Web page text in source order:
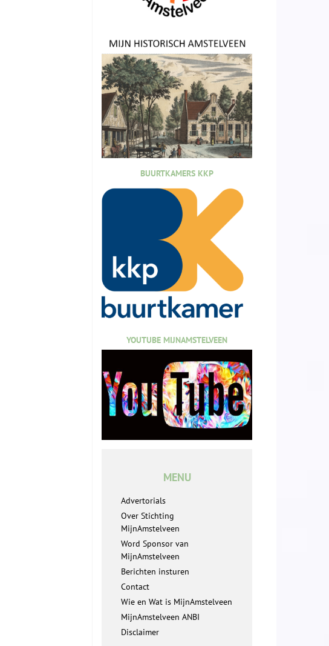
BUURTKAMERS KKP
YOUTUBE MIJNAMSTELVEEN
MENU
Advertorials
Over Stichting
MijnAmstelveen
Word Sponsor van
MijnAmstelveen
Berichten insturen
Contact
Wie en Wat is MijnAmstelveen
MijnAmstelveen ANBI
Disclaimer